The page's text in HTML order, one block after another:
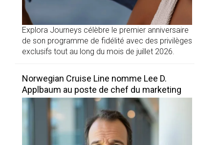
Explora Journeys célèbre le premier anniversaire
de son programme de fidélité avec des privilèges
exclusifs tout au long du mois de juillet 2026.
Norwegian Cruise Line nomme Lee D.
Applbaum au poste de chef du marketing